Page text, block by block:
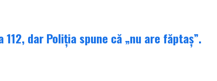
dar Poliția spune că „nu are făptaș”.